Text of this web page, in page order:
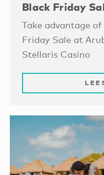
Black Friday
Take advantage
Friday Sale at
Stellaris Casino